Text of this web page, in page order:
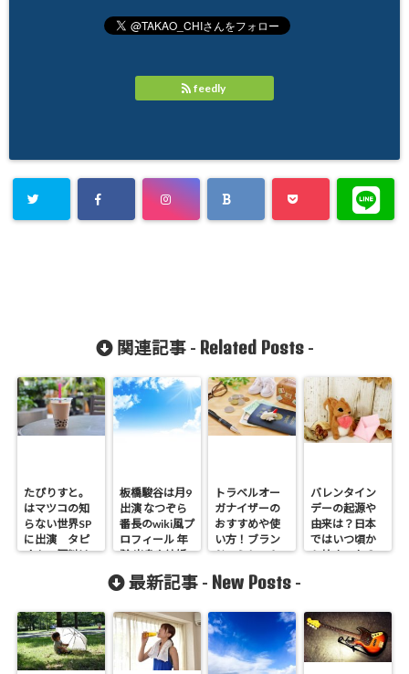
feedly
関連記事 - Related Posts-
たぴりすと。
はマツコの知
らない世界SP
に出演 タピ
オカの原料は
板橋駿谷は月9
出演 なつぞら
番長のwiki風プ
ロフィール 年
齢 出身や結婚
トラベルオー
ガナイザーの
おすすめや使
い方！ブラン
ドのミレスト
バレンタイン
デーの起源や
由来は？日本
ではいつ頃か
ら始まった？
最新記事 - New Posts -